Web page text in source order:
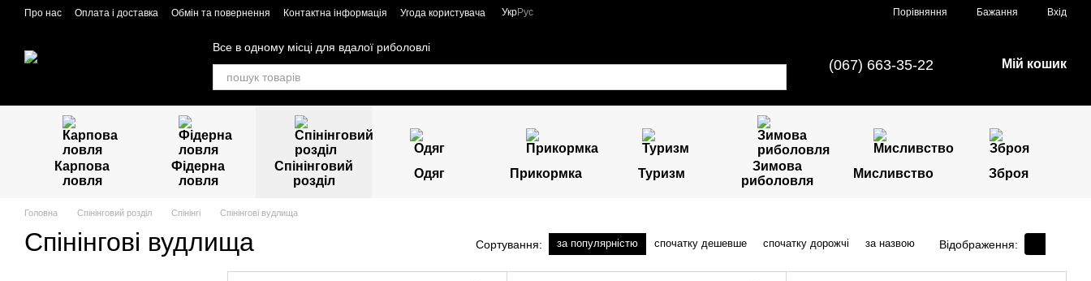
Перейти до основного контенту
Про нас Оплата і доставка Обмін та повернення Контактна інформація Угода користувача УкрРус Порівняння Бажання Вхід
Все в одному місці для вдалої риболовлі
(067) 663-35-22 Мій кошик
Карпова
ловля
Фідерна
ловля
Спінінговий
розділ
Одяг Прикормка Туризм
Зимова
риболовля
Мисливство Зброя
Головна Спінінговий розділ Спінінгі Спінінгові вудлища
Спінінгові вудлища Сортування: за популярністю спочатку дешевше спочатку дорожчі за назвою Відображення: